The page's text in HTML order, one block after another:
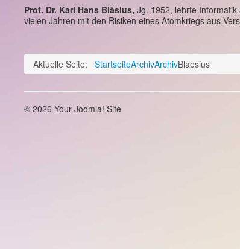
Prof. Dr. Karl Hans Bläsius, Jg. 1952, lehrte
vielen Jahren mit den Risiken eines Atomkriegs aus
Aktuelle Seite: StartseiteArchivArchivBlaesius
© 2026 Your Joomla! Site